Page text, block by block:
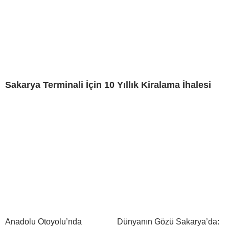
Sakarya Terminali İçin 10 Yıllık Kiralama İhalesi
Anadolu Otoyolu’nda
Dünyanın Gözü Sakarya’da: